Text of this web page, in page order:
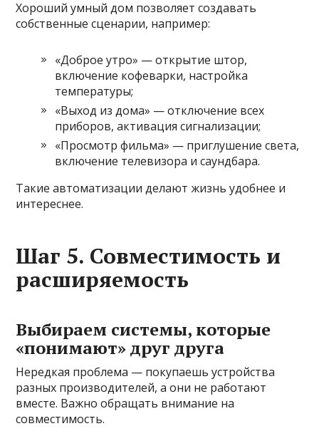
Хороший умный дом позволяет создавать
собственные сценарии, например:
«Доброе утро» — открытие штор,
включение кофеварки, настройка
температуры;
«Выход из дома» — отключение всех
приборов, активация сигнализации;
«Просмотр фильма» — приглушение света,
включение телевизора и саундбара.
Такие автоматизации делают жизнь удобнее и
интереснее.
Шаг 5. Совместимость и
расширяемость
Выбираем системы, которые
«понимают» друг друга
Нередкая проблема — покупаешь устройства
разных производителей, а они не работают
вместе. Важно обращать внимание на
совместимость.